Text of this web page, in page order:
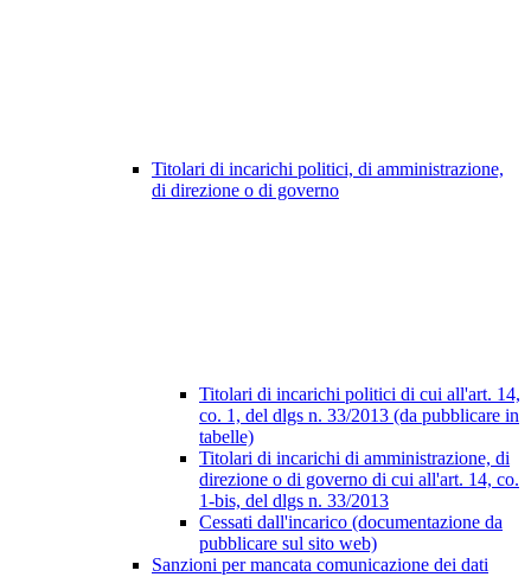
Titolari di incarichi politici, di amministrazione,
di direzione o di governo
Titolari di incarichi politici di cui all'art. 14,
co. 1, del dlgs n. 33/2013 (da pubblicare in
tabelle)
Titolari di incarichi di amministrazione, di
direzione o di governo di cui all'art. 14, co.
1-bis, del dlgs n. 33/2013
Cessati dall'incarico (documentazione da
pubblicare sul sito web)
Sanzioni per mancata comunicazione dei dati